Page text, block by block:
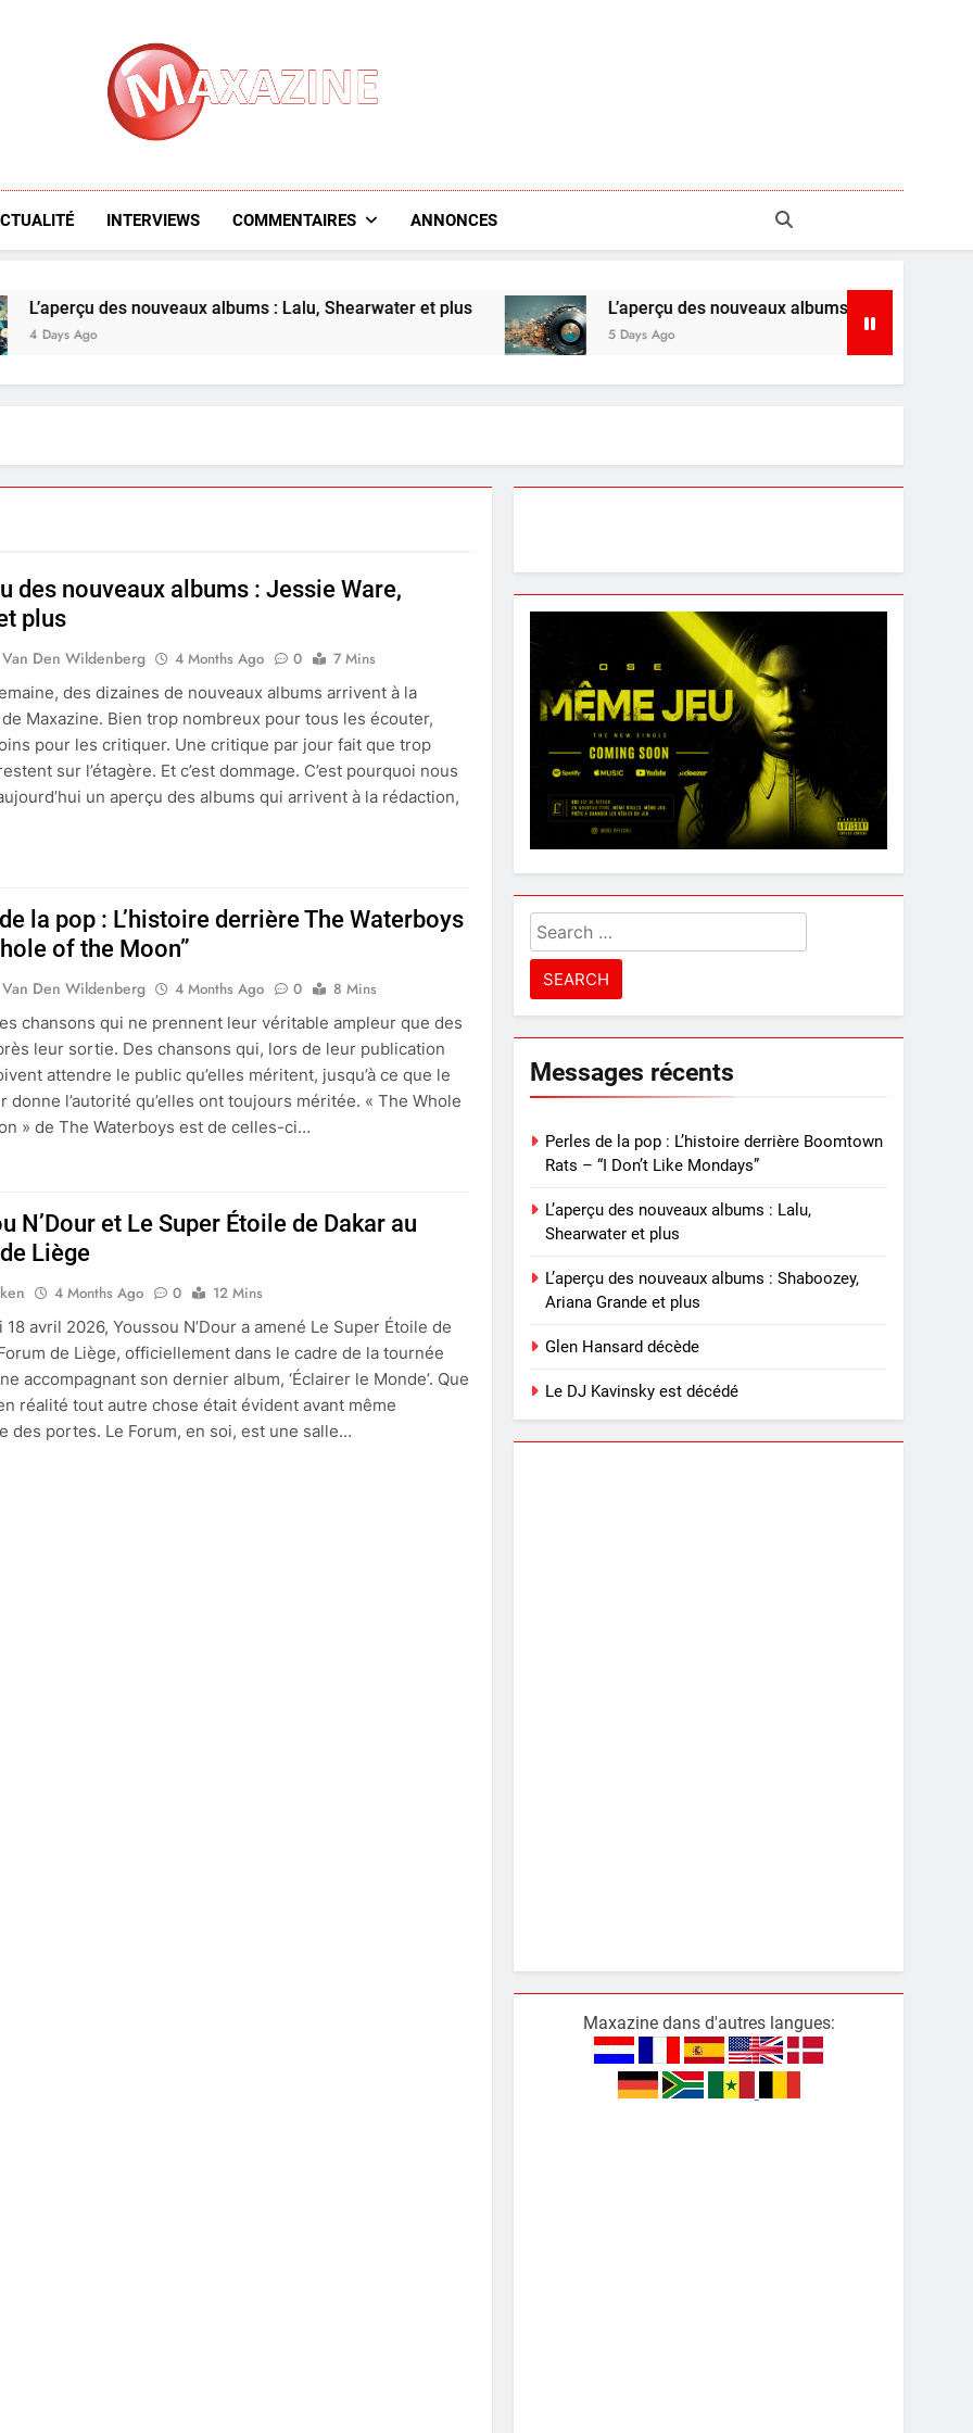
Maxazine.fr
INTERVIEWS COMMENTAIRES ANNONCES
des nouveaux albums : Lalu, Shearwater et plus L’aperçu des nouveaux albums : Shaboozey, Ariana
5 Days Ago
des nouveaux albums : Jessie Ware,
plus
Den Wildenberg 4 Months Ago 0
7 Mins
des dizaines de nouveaux albums arrivent à la
Maxazine. Bien trop nombreux pour tous les écouter,
pour les critiquer. Une critique par jour fait que trop
sur l’étagère. Et c’est dommage. C’est pourquoi nous
un aperçu des albums qui arrivent à la rédaction,
la pop : L’histoire derrière The Waterboys
of the Moon”
Den Wildenberg 4 Months Ago 0
8 Mins
chansons qui ne prennent leur véritable ampleur que des
leur sortie. Des chansons qui, lors de leur publication
attendre le public qu’elles méritent, jusqu’à ce que le
donne l’autorité qu’elles ont toujours méritée. « The Whole
» de The Waterboys est de celles-ci…
N’Dour et Le Super Étoile de Dakar au
Liège
4 Months Ago 0
12 Mins
18 avril 2026, Youssou N’Dour a amené Le Super Étoile de
de Liège, officiellement dans le cadre de la tournée
accompagnant son dernier album, ‘Éclairer le Monde’. Que
réalité tout autre chose était évident avant même
des portes. Le Forum, en soi, est une salle…
Search
for:
Messages récents
Perles de la pop : L’histoire derrière Boomtown
Rats – “I Don’t Like Mondays”
L’aperçu des nouveaux albums : Lalu,
Shearwater et plus
L’aperçu des nouveaux albums : Shaboozey,
Ariana Grande et plus
Glen Hansard décède
Le DJ Kavinsky est décédé
Maxazine dans d'autres langues: